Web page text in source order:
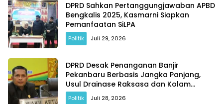
DPRD Sahkan Pertanggungjawaban APBD
Bengkalis 2025, Kasmarni Siapkan
Pemanfaatan SiLPA
Politik Juli 29, 2026
DPRD Desak Penanganan Banjir
Pekanbaru Berbasis Jangka Panjang,
Usul Drainase Raksasa dan Kolam
Retensi
Politik Juli 28, 2026